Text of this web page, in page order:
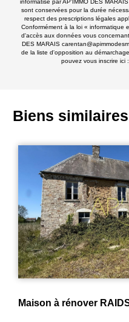
informatisé par AP'IMMO DES
sont conservées pour la durée
respect des prescriptions légales
Conformément à la loi « informatique
d'accès aux données vous
DES MARAIS
de la liste d'opposition au
pouvez vous inscrire ici :
Biens
Maison à rénover